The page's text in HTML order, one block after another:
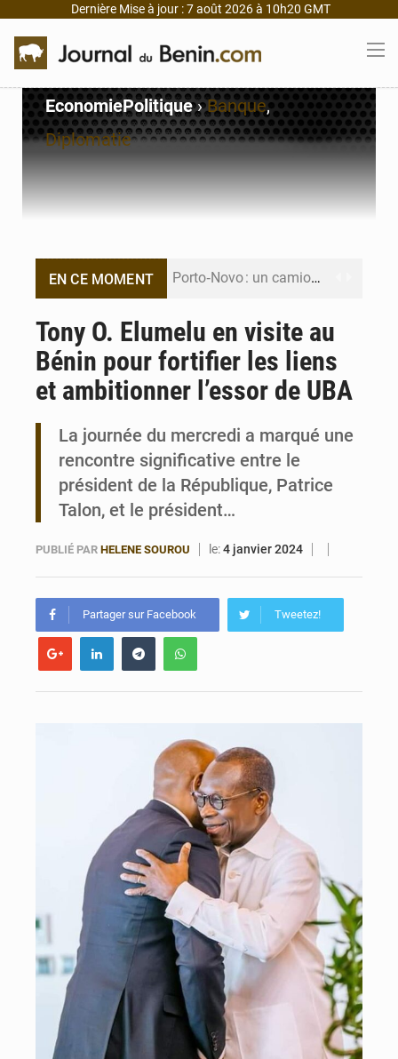
Dernière Mise à jour : 7 août 2026 à 10h20 GMT
EconomiePolitique›Banque,
Diplomatie
EN CE MOMENT Porto‑Novo : un camion de produits pétroliers embrase Avakpa
Bénin : Djogbénou inspecte le chantier du siège de l’Assemblée
Bénin et Canada scellent un partenariat inédit
Bénin : Le CEG La Verdure de Ouèdo fait sa mue pour la rentrée
Tony O. Elumelu en visite au
Bénin pour fortifier les liens
et ambitionner l’essor de UBA
La journée du mercredi a marqué une
rencontre significative entre le
président de la République, Patrice
Talon, et le président…
PUBLIÉ PAR HELENE SOUROU le:4 janvier 2024
Partager sur Facebook Tweetez!